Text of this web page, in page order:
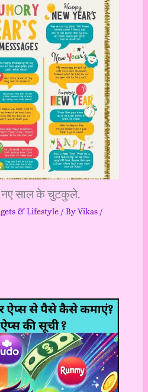
नए साल के चुटकुले.
& Lifestyle/ ByVikas /